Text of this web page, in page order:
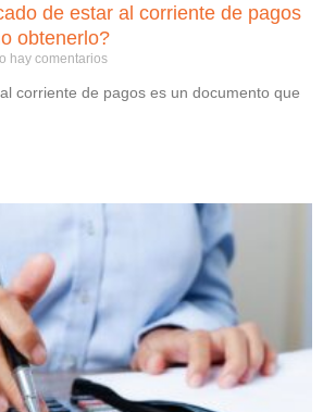
de estar al corriente de pagos
obtenerlo?
hay comentarios
corriente de pagos es un documento que